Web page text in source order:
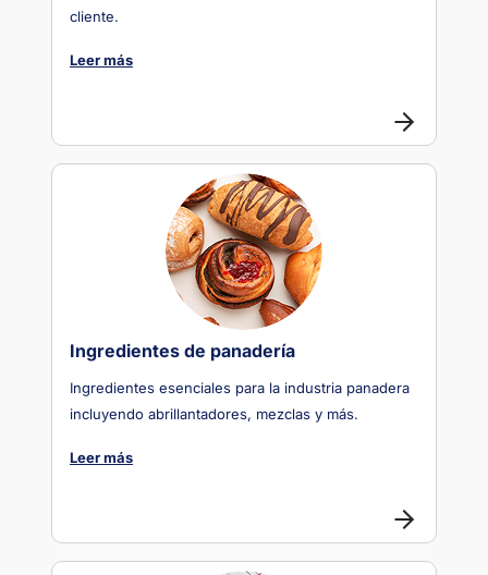
cliente.
Leer más
Ingredientes de panadería
Ingredientes esenciales para la industria panadera
incluyendo abrillantadores, mezclas y más.
Leer más